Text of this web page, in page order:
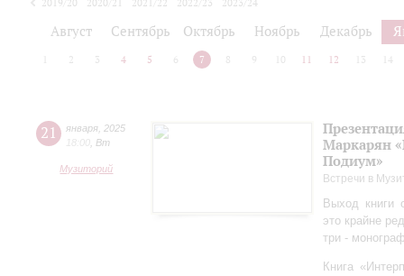
2019/20 2020/21 2021/22 2022/23
2023/24
Август Сентябрь Октябрь Ноябрь Декабрь
2 3 4 5 6 7 8 9 10 11 12 13 14
21 января 2025
18:00 Вт
Музиторий
Маркарян
Подиум»
Встречи в
Выход книги
это крайне
три -
Книга